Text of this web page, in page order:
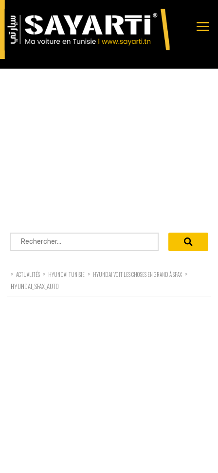
Rechercher :
> ACTUALITÉS > HYUNDAI TUNISIE > HYUNDAI VOIT LES CHOSES EN GRAND À SFAX >
HYUNDAI_SFAX_AUTO